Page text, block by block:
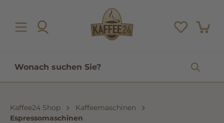
Kaffee24 Shop
Kaffeemaschinen
Espressomaschinen